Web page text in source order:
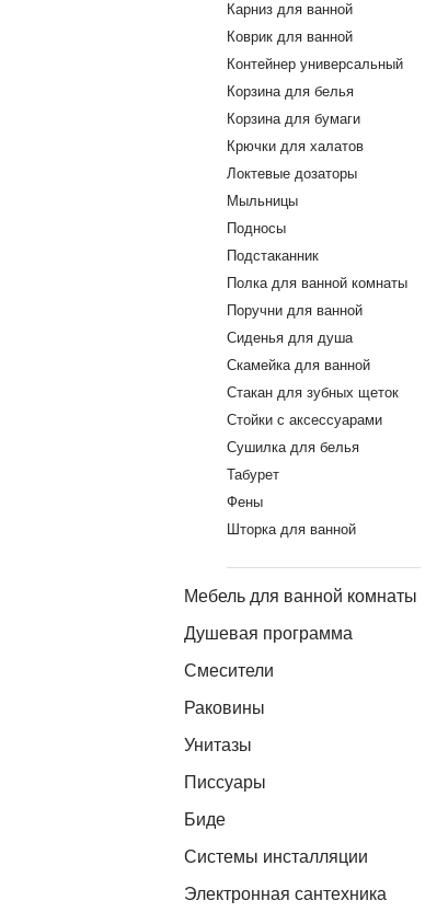
Карниз для ванной
Коврик для ванной
Контейнер универсальный
Корзина для белья
Корзина для бумаги
Крючки для халатов
Локтевые дозаторы
Мыльницы
Подносы
Подстаканник
Полка для ванной комнаты
Поручни для ванной
Сиденья для душа
Скамейка для ванной
Стакан для зубных щеток
Стойки с аксессуарами
Сушилка для белья
Табурет
Фены
Шторка для ванной
Мебель для ванной комнаты
Душевая программа
Смесители
Раковины
Унитазы
Писсуары
Биде
Системы инсталляции
Электронная сантехника